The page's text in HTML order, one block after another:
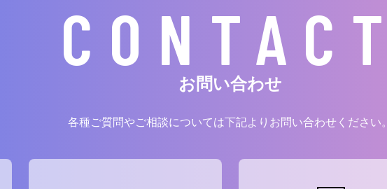
お問い合わせ
各種ご質問やご相談については下記よりお問い合わせください